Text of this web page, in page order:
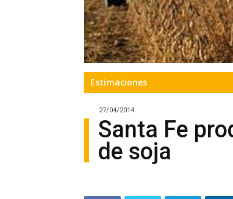
Estimaciones
27/04/2014
Santa Fe
de soja